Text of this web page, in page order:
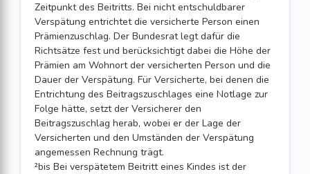
Zeitpunkt des Beitritts. Bei nicht entschuldbarer
Verspätung entrichtet die versicherte Person einen
Prämienzuschlag. Der Bundesrat legt dafür die
Richtsätze fest und berücksichtigt dabei die Höhe der
Prämien am Wohnort der versicherten Person und die
Dauer der Verspätung. Für Versicherte, bei denen die
Entrichtung des Beitragszuschlages eine Notlage zur
Folge hätte, setzt der Versicherer den
Beitragszuschlag herab, wobei er der Lage der
Versicherten und den Umständen der Verspätung
angemessen Rechnung trägt.
²bis Bei verspätetem Beitritt eines Kindes ist der